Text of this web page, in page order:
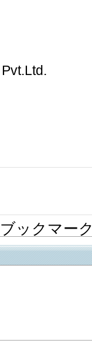
ブックマー